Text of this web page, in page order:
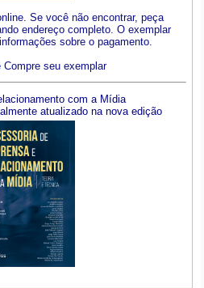
Se você não encontrar, peça
endereço completo. O exemplar
sobre o pagamento.
Compre seu exemplar
com a Mídia
atualizado na nova edição